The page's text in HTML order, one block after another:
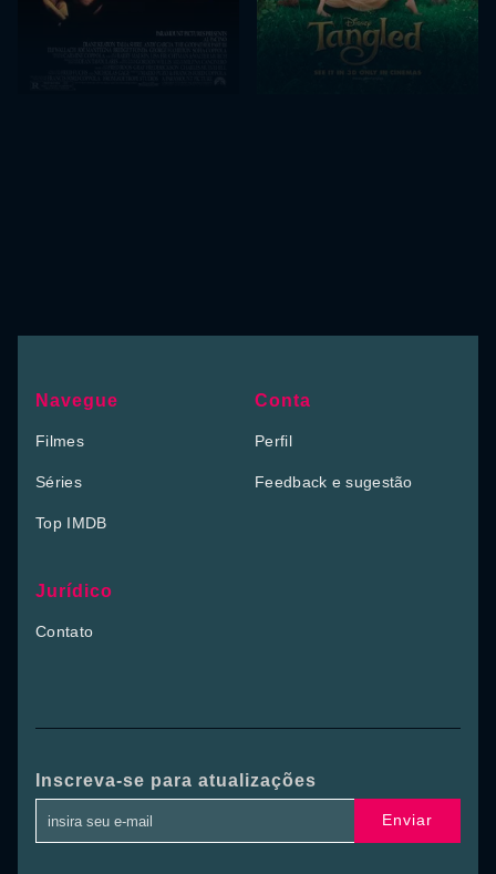
Navegue
Filmes
Séries
Top IMDB
Conta
Perfil
Feedback e sugestão
Jurídico
Contato
Inscreva-se para atualizações
Enviar